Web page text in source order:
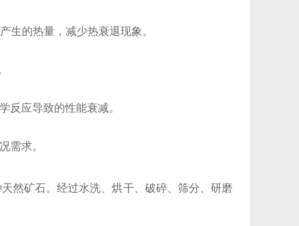
生的热量，减少热衰退现象。
反应导致的性能衰减。
需求。
然矿石。经过水洗、烘干、破碎、筛分、研磨